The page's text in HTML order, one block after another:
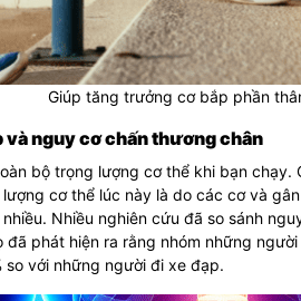
Giúp tăng trưởng cơ bắp phần
và nguy cơ chấn thương chân
bộ trọng lượng cơ thể khi bạn
cơ thể lúc này là do các cơ và
Nhiều nghiên cứu đã so sánh
phát hiện ra rằng nhóm những
so với những người đi xe đạp.